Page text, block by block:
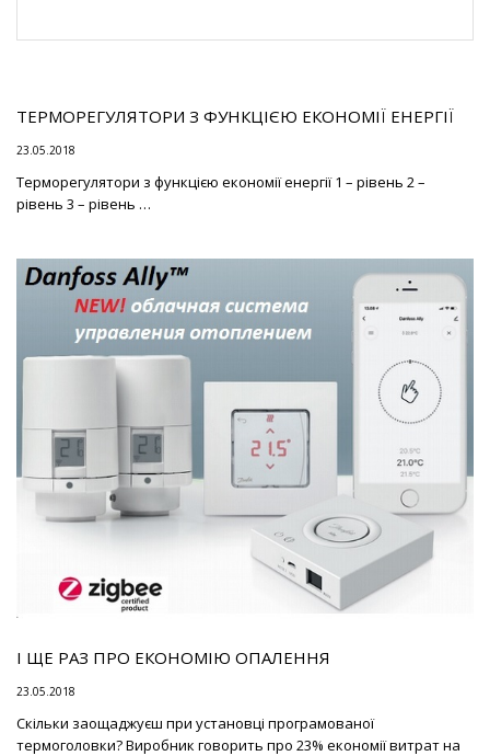
ТЕРМОРЕГУЛЯТОРИ З ФУНКЦІЄЮ ЕКОНОМІЇ ЕНЕРГІЇ
23.05.2018
Терморегулятори з функцією економії енергії 1 – рівень 2 –
рівень 3 – рівень …
І ЩЕ РАЗ ПРО ЕКОНОМІЮ ОПАЛЕННЯ
23.05.2018
Скільки заощаджуєш при установці програмованої
термоголовки? Виробник говорить про 23% економії витрат на